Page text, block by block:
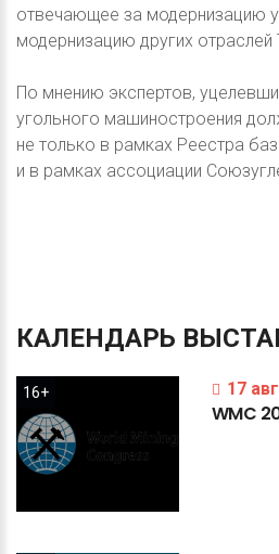
отвечающее за модернизацию
модернизацию других отраслей
По мнению экспертов,
угольного машиностроения
не только в рамках Реестра
и в рамках ассоциации
КАЛЕНДАРЬ
16+ 17
WMC